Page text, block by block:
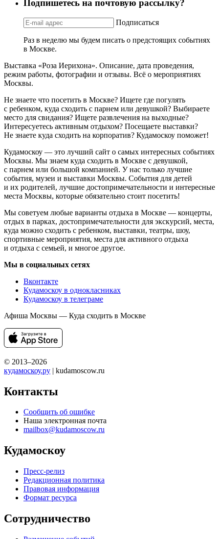
Подпишетесь на почтовую рассылку?
Подписаться
Раз в неделю мы будем писать о предстоящих событиях
в Москве.
Выставка «Роза Иерихона». Описание, дата проведения,
режим работы, фотографии и отзывы. Всё о мероприятиях
Москвы.
Не знаете что посетить в Москве? Ищете где погулять
с ребенком, куда сходить с парнем или девушкой? Выбираете
место для свидания? Ищете развлечения на выходные?
Интересуетесь активным отдыхом? Посещаете выставки?
Не знаете куда сходить на корпоратив? Кудамоскоу поможет!
Кудамоскоу — это лучший сайт о самых интересных событиях
Москвы. Мы знаем куда сходить в Москве с девушкой,
с парнем или большой компанией. У нас только лучшие
события, музеи и выставки Москвы. События для детей
и их родителей, лучшие достопримечательности и интересные
места Москвы, которые обязательно стоит посетить!
Мы советуем любые варианты отдыха в Москве — концерты,
отдых в парках, достопримечательности для экскурсий, места,
куда можно сходить с ребенком, выставки, театры, шоу,
спортивные мероприятия, места для активного отдыха
и отдыха с семьей, и многое другое.
Мы в социальных сетях
Вконтакте
Кудамоскоу в однокласниках
Кудамоскоу в телеграме
Афиша Москвы — Куда сходить в Москве
© 2013–2026
кудамоскоу.ру | kudamoscow.ru
Контакты
Сообщить об ошибке
Наша электронная почта
mailbox@kudamoscow.ru
Кудамоскоу
Пресс-релиз
Редакционная политика
Правовая информация
Формат ресурса
Сотрудничество